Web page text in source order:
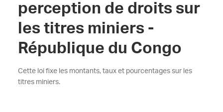
perception de droits sur
les titres miniers -
République du Congo
Cette loi fixe les montants, taux et pourcentages sur les
titres miniers.